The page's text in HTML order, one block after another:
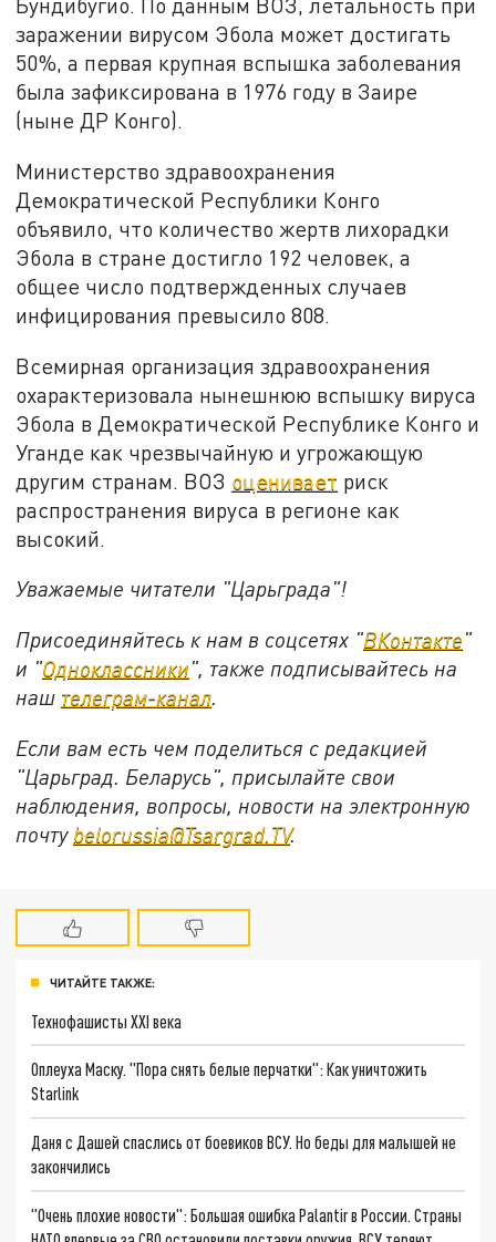
Бундибугио. По данным ВОЗ, летальность при
заражении вирусом Эбола может достигать
50%, а первая крупная вспышка заболевания
была зафиксирована в 1976 году в Заире
(ныне ДР Конго).
Министерство здравоохранения
Демократической Республики Конго
объявило, что количество жертв лихорадки
Эбола в стране достигло 192 человек, а
общее число подтвержденных случаев
инфицирования превысило 808.
Всемирная организация здравоохранения
охарактеризовала нынешнюю вспышку вируса
Эбола в Демократической Республике Конго и
Уганде как чрезвычайную и угрожающую
другим странам. ВОЗ оценивает риск
распространения вируса в регионе как
высокий.
Уважаемые читатели "Царьграда"!
Присоединяйтесь к нам в соцсетях "ВКонтакте"
и "Одноклассники", также подписывайтесь на
наш телеграм-канал.
Если вам есть чем поделиться с редакцией
"Царьград. Беларусь", присылайте свои
наблюдения, вопросы, новости на электронную
почту belorussia@Tsargrad.TV.
ЧИТАЙТЕ ТАКЖЕ:
Технофашисты XXI века
Оплеуха Маску. "Пора снять белые перчатки": Как уничтожить
Starlink
Даня с Дашей спаслись от боевиков ВСУ. Но беды для малышей не
закончились
"Очень плохие новости": Большая ошибка Palantir в России. Страны